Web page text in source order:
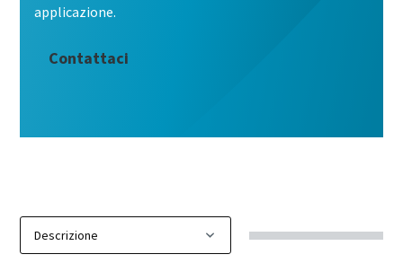
applicazione.
Contattaci